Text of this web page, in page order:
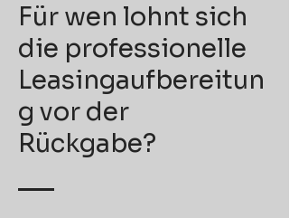
Für wen lohnt sich
die professionelle
Leasingaufbereitun
g vor der
Rückgabe?